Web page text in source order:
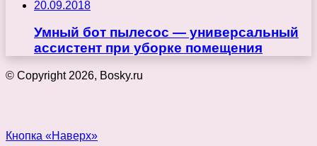
20.09.2018
Умный бот пылесос — универсальный
ассистент при уборке помещения
© Copyright 2026, Bosky.ru
Кнопка «Наверх»